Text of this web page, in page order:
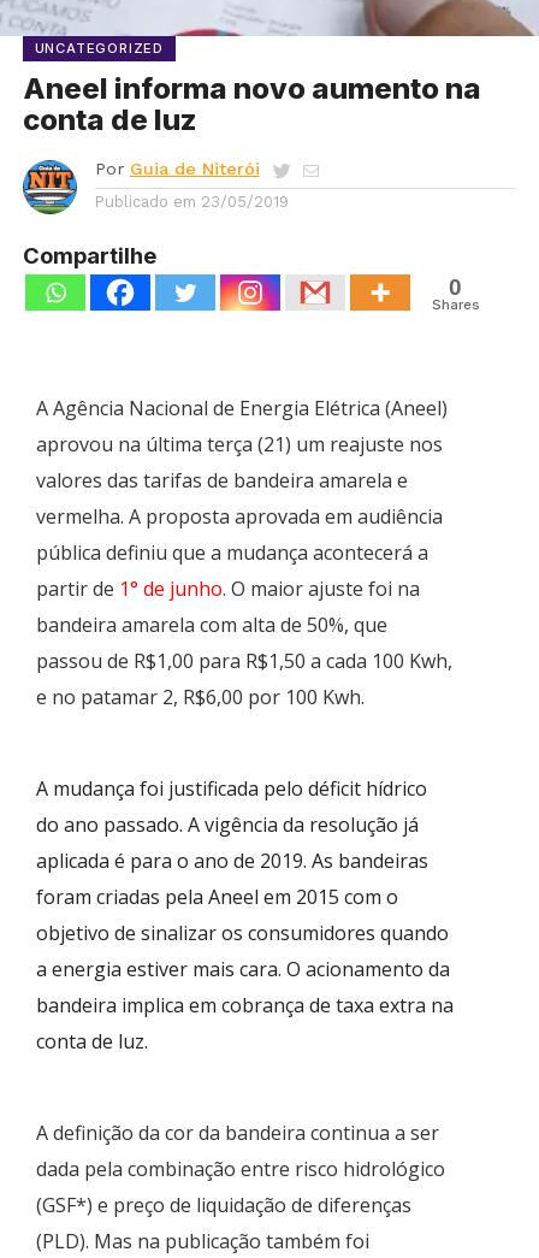
UNCATEGORIZED
Aneel informa novo aumento na
conta de luz
Por Guia de Niterói
Publicado em 23/05/2019
Compartilhe
0
Shares
A Agência Nacional de Energia Elétrica (Aneel)
aprovou na última terça (21) um reajuste nos
valores das tarifas de bandeira amarela e
vermelha. A proposta aprovada em audiência
pública definiu que a mudança acontecerá a
partir de 1° de junho. O maior ajuste foi na
bandeira amarela com alta de 50%, que
passou de R$1,00 para R$1,50 a cada 100 Kwh,
e no patamar 2, R$6,00 por 100 Kwh.
A mudança foi justificada pelo déficit hídrico
do ano passado. A vigência da resolução já
aplicada é para o ano de 2019. As bandeiras
foram criadas pela Aneel em 2015 com o
objetivo de sinalizar os consumidores quando
a energia estiver mais cara. O acionamento da
bandeira implica em cobrança de taxa extra na
conta de luz.
A definição da cor da bandeira continua a ser
dada pela combinação entre risco hidrológico
(GSF*) e preço de liquidação de diferenças
(PLD). Mas na publicação também foi